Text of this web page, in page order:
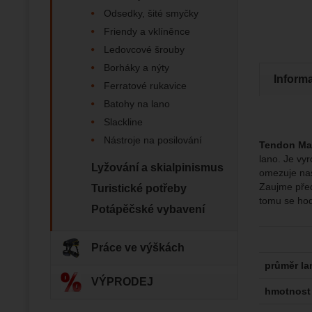
nejsme
vhodné
Tendon
lano. Je
omezuje
Zaujme
tomu se
průměr
hmotnost
Odsedky, šité smyčky
Friendy a vklíněnce
Ledovcové šrouby
Borháky a nýty
Ferratové rukavice
Batohy na lano
Slackline
Nástroje na posilování
Lyžování a skialpinismus
Turistické potřeby
Potápěčské vybavení
Práce ve výškách
VÝPRODEJ